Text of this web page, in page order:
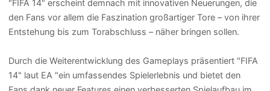
"FIFA 14" erscheint demnach mit innovativen Neuerungen, die
den Fans vor allem die Faszination großartiger Tore – von ihrer
Entstehung bis zum Torabschluss – näher bringen sollen.
Durch die Weiterentwicklung des Gameplays präsentiert "FIFA
14" laut EA "ein umfassendes Spielerlebnis und bietet den